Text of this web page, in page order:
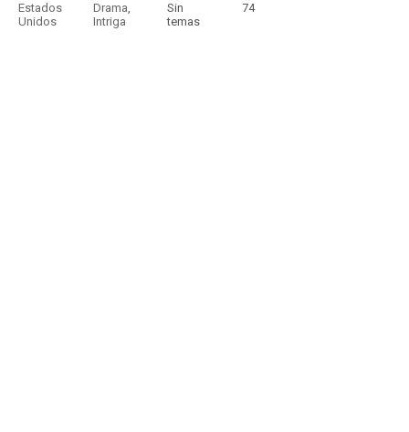
Estados
Unidos
Drama,
Intriga
Sin
temas
74